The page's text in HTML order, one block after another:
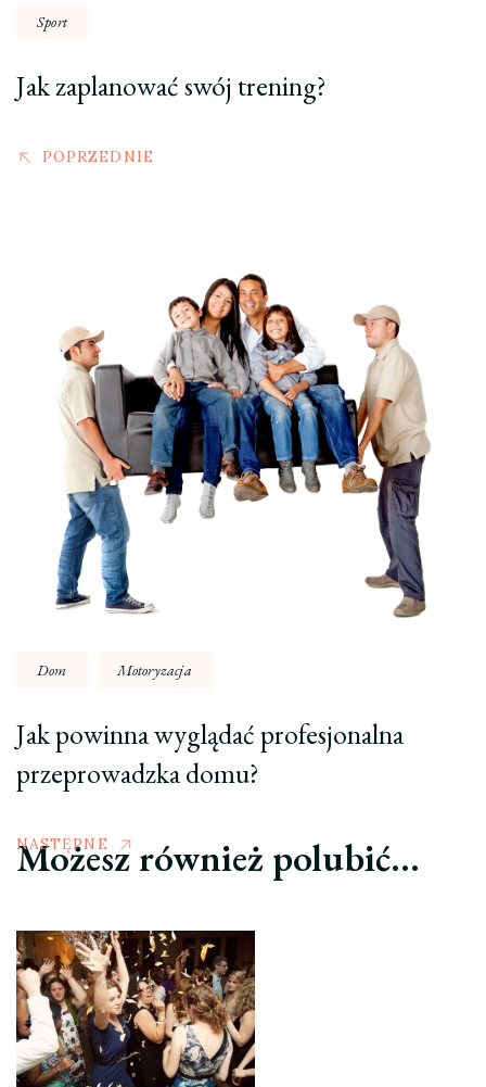
Sport
Jak zaplanować swój trening?
POPRZEDNIE
Dom Motoryzacja
Jak powinna wyglądać profesjonalna
przeprowadzka domu?
NASTĘPNE
Możesz również polubić…